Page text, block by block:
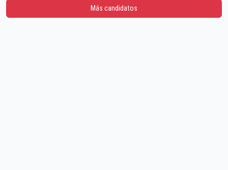
Más candidatos